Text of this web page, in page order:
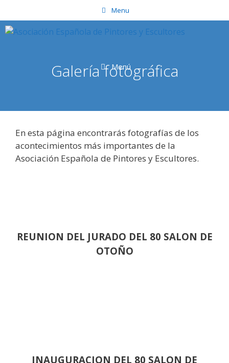
al
contenido
Menu
Menú
Galería fotográfica
En esta página encontrarás fotografías de los
acontecimientos más importantes de la
Asociación Española de Pintores y Escultores.
REUNION DEL JURADO DEL 80 SALON DE
OTOÑO
INAUGURACION DEL 80 SALON DE